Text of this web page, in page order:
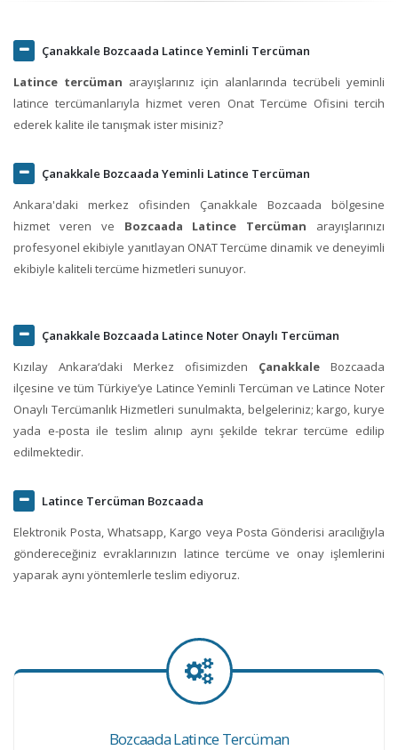
Çanakkale Bozcaada Latince Yeminli Tercüman
Latince tercüman arayışlarınız için alanlarında tecrübeli yeminli
latince tercümanlarıyla hizmet veren Onat Tercüme Ofisini tercih
ederek kalite ile tanışmak ister misiniz?
Çanakkale Bozcaada Yeminli Latince Tercüman
Ankara'daki merkez ofisinden Çanakkale Bozcaada bölgesine
hizmet veren ve Bozcaada Latince Tercüman arayışlarınızı
profesyonel ekibiyle yanıtlayan ONAT Tercüme dinamik ve deneyimli
ekibiyle kaliteli tercüme hizmetleri sunuyor.
Çanakkale Bozcaada Latince Noter Onaylı Tercüman
Kızılay Ankara‘daki Merkez ofisimizden Çanakkale Bozcaada
ilçesine ve tüm Türkiye’ye Latince Yeminli Tercüman ve Latince Noter
Onaylı Tercümanlık Hizmetleri sunulmakta, belgeleriniz; kargo, kurye
yada e-posta ile teslim alınıp aynı şekilde tekrar tercüme edilip
edilmektedir.
Latince Tercüman Bozcaada
Elektronik Posta, Whatsapp, Kargo veya Posta Gönderisi aracılığıyla
göndereceğiniz evraklarınızın latince tercüme ve onay işlemlerini
yaparak aynı yöntemlerle teslim ediyoruz.
Bozcaada Latince Tercüman